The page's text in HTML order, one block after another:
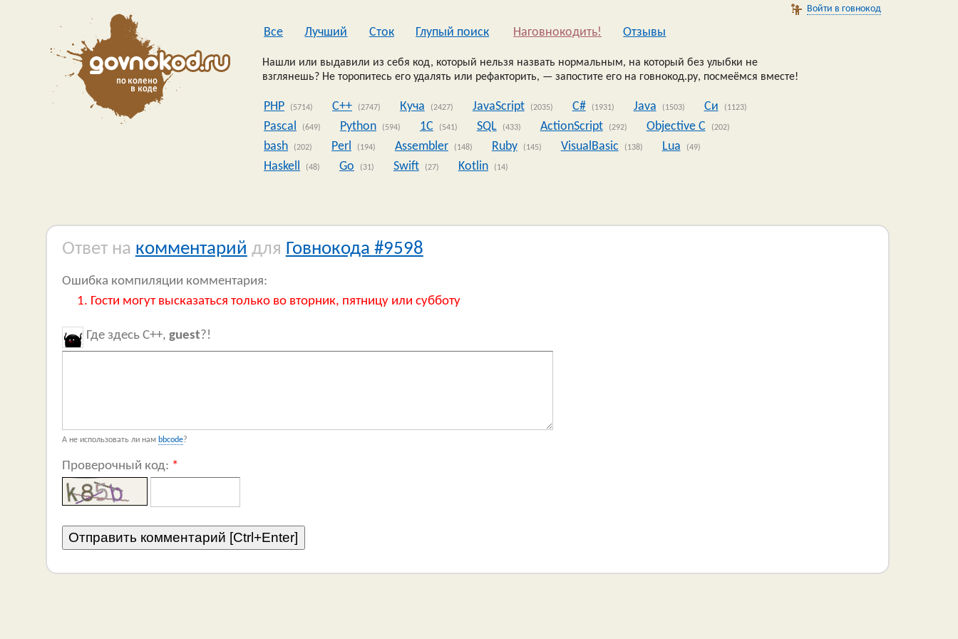
Войти в говнокод
Все Лучший Сток Глупый поиск Наговнокодить! Oтзывы
Нашли или выдавили из себя код, который нельзя назвать нормальным, на который без улыбки не
взглянешь? Не торопитесь его удалять или рефакторить, — запостите его на говнокод.ру, посмеёмся вместе!
PHP (5714) C++ (2747) Куча (2427) JavaScript (2035) C# (1931) Java (1503) Си (1123)
Pascal (649) Python (594) 1C (541) SQL (433) ActionScript (292) Objective C (202)
bash (202) Perl (194) Assembler (148) Ruby (145) VisualBasic (138) Lua (49)
Haskell (48) Go (31) Swift (27) Kotlin (14)
Ответ на комментарий для Говнокода #9598
Ошибка компиляции комментария:
Гости могут высказаться только во вторник, пятницу или субботу
Где здесь C++, guest?!
А не использовать ли нам bbcode?
Проверочный код: *